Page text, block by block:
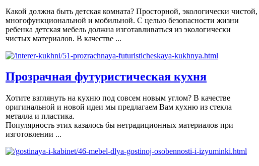
Какой должна быть детская комната? Просторной, экологически чистой,
многофункциональной и мобильной. С целью безопасности жизни
ребенка детская мебель должна изготавливаться из экологически
чистых материалов. В качестве ...
Прозрачная футуристическая кухня
Хотите взглянуть на кухню под совсем новым углом? В качестве
оригинальной и новой идеи мы предлагаем Вам кухню из стекла
металла и пластика.
Популярность этих казалось бы нетрадиционных материалов при
изготовлении ...